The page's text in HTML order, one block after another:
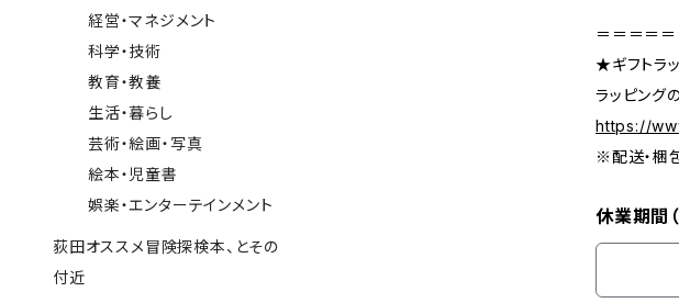
＝＝＝＝
★ギフトラ
ラッピング
https://
※配送・梱
休業期間
経営・マネジメント
科学・技術
教育・教養
生活・暮らし
芸術・絵画・写真
絵本・児童書
娯楽・エンターテインメント
荻田オススメ冒険探検本、とその
付近